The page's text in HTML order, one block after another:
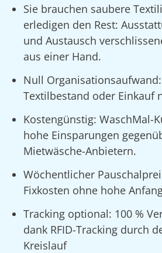
Sie brauchen saubere
erledigen den Rest:
und Austausch
aus einer Hand.
Null
Textilbestand oder Einkauf
Kostengünstig: WaschMal-
hohe Einsparungen
Mietwäsche-Anbietern.
Wöchentlicher
Fixkosten ohne hohe
Tracking optional: 100 %
dank RFID-Tracking durch
Kreislauf